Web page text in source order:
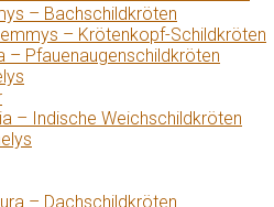
– Bachschildkröten
– Krötenkopf-Schildkröten
– Pfauenaugenschildkröten
– Indische Weichschildkröten
– Dachschildkröten